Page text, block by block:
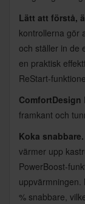
Lätt att förstå,
kontrollerna gör
och ställer in de
en praktisk
ReStart-
ComfortDesign
framkant och
Koka snabbare.
värmer upp
PowerBoost-
uppvärmningen.
% snabbare,